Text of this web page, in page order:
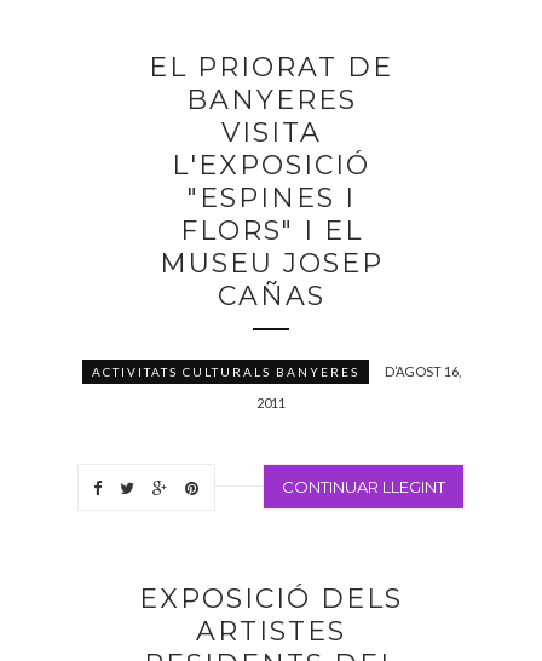
EL PRIORAT DE
BANYERES
VISITA
L'EXPOSICIÓ
"ESPINES I
FLORS" I EL
MUSEU JOSEP
CAÑAS
ACTIVITATS CULTURALS BANYERES
D’AGOST 16,
2011
CONTINUAR LLEGINT
EXPOSICIÓ DELS
ARTISTES